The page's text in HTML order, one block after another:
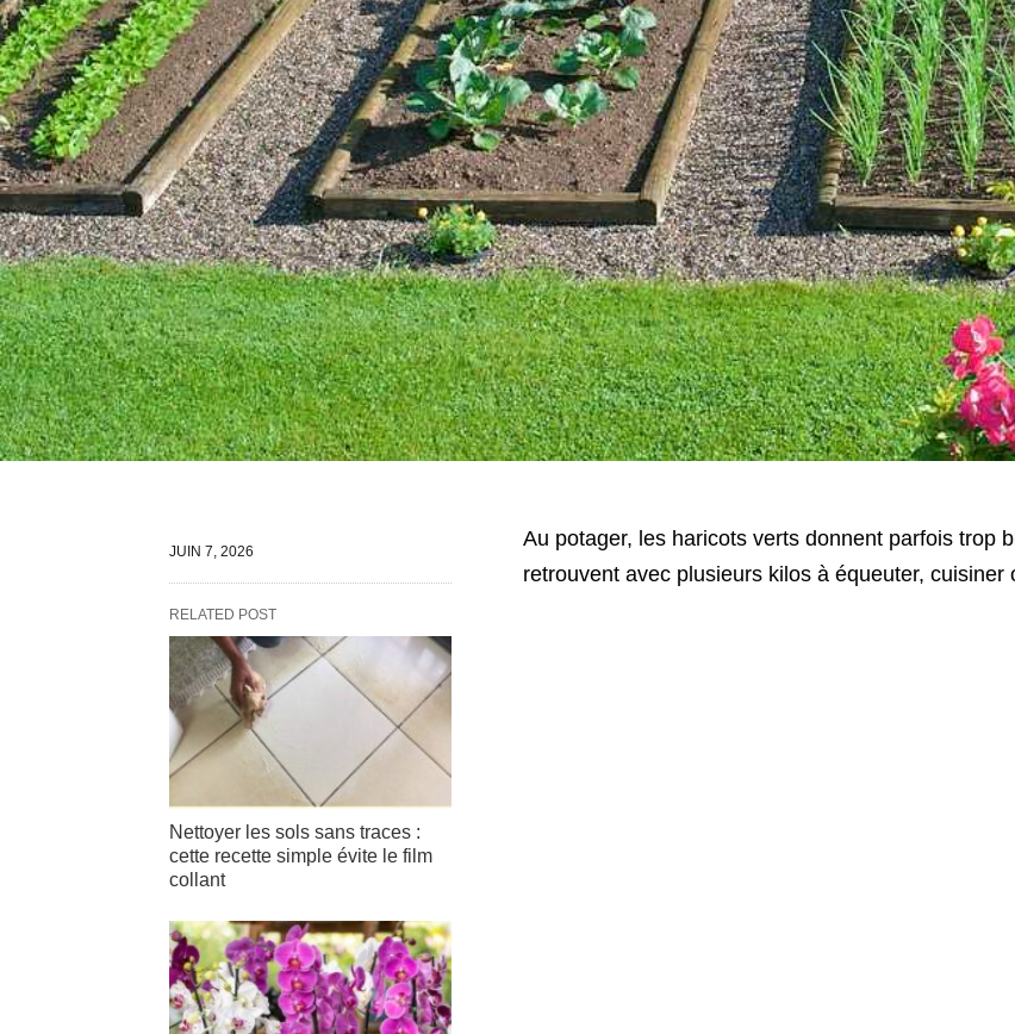
Au potager, les haricots verts donnent parfois trop
retrouvent avec plusieurs kilos à équeuter, cuisiner
JUIN 7, 2026
RELATED POST
Nettoyer les sols sans traces :
cette recette simple évite le film
collant